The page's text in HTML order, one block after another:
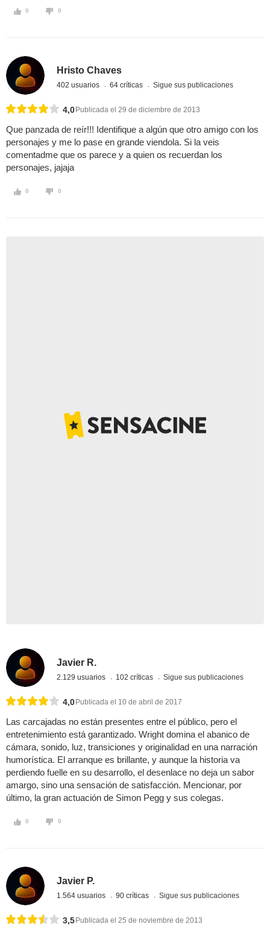
0 0
Hristo Chaves
402 usuarios 64 críticas Sigue sus publicaciones
4,0 Publicada el 29 de diciembre de 2013
Que panzada de reír!!! Identifique a algún que otro amigo con los
personajes y me lo pase en grande viendola. Si la veis
comentadme que os parece y a quien os recuerdan los
personajes, jajaja
0 0
Javier R.
2.129 usuarios 102 críticas Sigue sus publicaciones
4,0 Publicada el 10 de abril de 2017
Las carcajadas no están presentes entre el público, pero el
entretenimiento está garantizado. Wright domina el abanico de
cámara, sonido, luz, transiciones y originalidad en una narración
humorística. El arranque es brillante, y aunque la historia va
perdiendo fuelle en su desarrollo, el desenlace no deja un sabor
amargo, sino una sensación de satisfacción. Mencionar, por
último, la gran actuación de Simon Pegg y sus colegas.
0 0
Javier P.
1.564 usuarios 90 críticas Sigue sus publicaciones
3,5 Publicada el 25 de noviembre de 2013